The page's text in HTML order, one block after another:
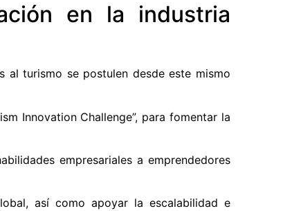
en la industria
al turismo se postulen desde este mismo
Innovation Challenge”, para fomentar la
empresariales a emprendedores
así como apoyar la escalabilidad e